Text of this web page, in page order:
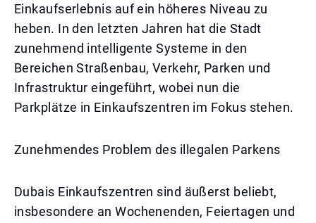
Einkaufserlebnis auf ein höheres Niveau zu
heben. In den letzten Jahren hat die Stadt
zunehmend intelligente Systeme in den
Bereichen Straßenbau, Verkehr, Parken und
Infrastruktur eingeführt, wobei nun die
Parkplätze in Einkaufszentren im Fokus stehen.
Zunehmendes Problem des illegalen Parkens
Dubais Einkaufszentren sind äußerst beliebt,
insbesondere an Wochenenden, Feiertagen und